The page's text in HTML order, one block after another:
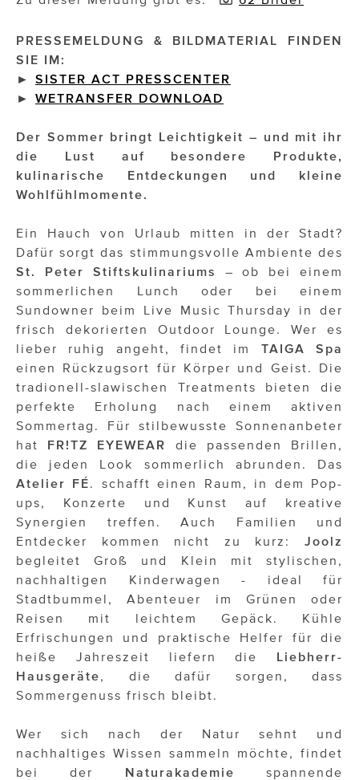
JOHANN STRAUSS – NEW DIMENSIONS
JOOLZ
JUWELIER WAGNER
Magenta Telekom
Merz Aesthetics
NEVER AGE NUTRITION
Nina Kraft – Kraft Media Minds
NORMAL
rot weiss rosé
OTTO AM DONAUKANAL
sehen!wutscher
SISTER ACT
Solid & Bold
Susanne Wuest
The Budims
TOG Studio
Upside Down Town Hotel – Neue Post
VieSFF – Vienna Spanish Film Festival
PRESS CONTACT
PRESSEMELDUNG & BILDMATERIAL FINDEN
SIE IM:
► SISTER ACT PRESSCENTER
► WETRANSFER DOWNLOAD
Der Sommer bringt Leichtigkeit – und mit ihr
die Lust auf besondere Produkte,
kulinarische Entdeckungen und kleine
Wohlfühlmomente.
Ein Hauch von Urlaub mitten in der Stadt?
Dafür sorgt das stimmungsvolle Ambiente des
St. Peter Stiftskulinariums
– ob bei einem
sommerlichen Lunch oder bei einem
Sundowner beim Live Music Thursday in der
frisch dekorierten Outdoor Lounge. Wer es
lieber ruhig angeht, findet im TAIGA Spa
einen Rückzugsort für Körper und Geist. Die
tradionell-slawischen Treatments bieten die
perfekte Erholung nach einem aktiven
Sommertag. Für stilbewusste Sonnenanbeter
hat FR!TZ EYEWEAR
die passenden Brillen,
die jeden Look sommerlich abrunden. Das
Atelier FÉ. schafft einen Raum, in dem Pop-
ups, Konzerte und Kunst auf kreative
Synergien treffen. Auch Familien und
Entdecker kommen nicht zu kurz: Joolz
begleitet Groß und Klein mit stylischen,
nachhaltigen Kinderwagen - ideal für
Stadtbummel, Abenteuer im Grünen oder
Reisen mit leichtem Gepäck. Kühle
Erfrischungen und praktische Helfer für die
heiße Jahreszeit liefern die Liebherr-
Hausgeräte, die dafür sorgen, dass
Sommergenuss frisch bleibt.
Wer sich nach der Natur sehnt und
nachhaltiges Wissen sammeln möchte, findet
bei der Naturakademie spannende